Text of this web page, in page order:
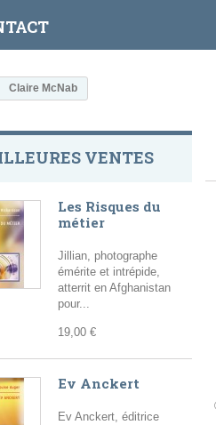
Claire McNab
VENTES
Les Risques du
métier
Jillian, photographe
émérite et intrépide,
atterrit en Afghanistan
pour...
19,00 €
Ev Anckert
Ev Anckert, éditrice